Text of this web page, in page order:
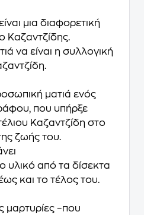
μια διαφορετική
Καζαντζίδης.
να είναι η συλλογική
ματιά ενός
, που υπήρξε
Καζαντζίδη στο
ζωής του.
υλικό από τα δίσεκτα
και το τέλος του.
μαρτυρίες –που